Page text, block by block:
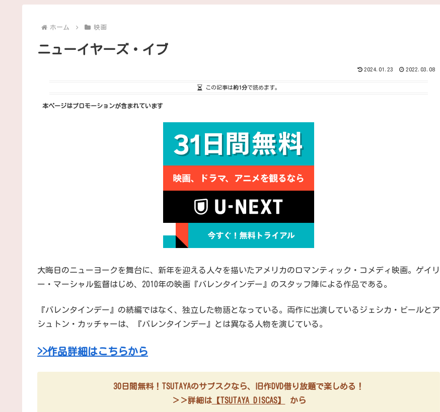
ホーム 映画
ニューイヤーズ・イブ
2024.01.23 2022.03.08
この記事は約1分で読めます。
本ページはプロモーションが含まれています
大晦日のニューヨークを舞台に、新年を迎える人々を描いたアメリカのロマンティック・コメディ映画。ゲイリ
ー・マーシャル監督はじめ、2010年の映画『バレンタインデー』のスタッフ陣による作品である。
『バレンタインデー』の続編ではなく、独立した物語となっている。両作に出演しているジェシカ・ビールとア
シュトン・カッチャーは、『バレンタインデー』とは異なる人物を演じている。
>>作品詳細はこちらから
30日間無料！TSUTAYAのサブスクなら、旧作DVD借り放題で楽しめる！
＞＞詳細は【TSUTAYA DISCAS】 から